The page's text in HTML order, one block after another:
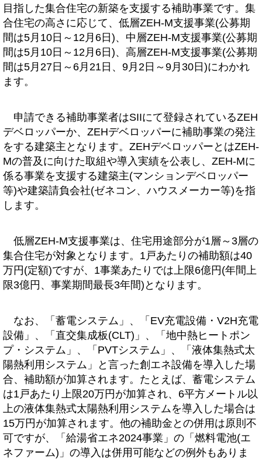
目指した集合住宅の新築を支援する補助事業です。集
合住宅の高さに応じて、低層ZEH-M支援事業(公募期
間は5月10日～12月6日)、中層ZEH-M支援事業(公募期
間は5月10日～12月6日)、高層ZEH-M支援事業(公募期
間は5月27日～6月21日、9月2日～9月30日)にわかれ
ます。
申請できる補助事業者はSIIにて登録されているZEH
デベロッパーか、ZEHデベロッパーに補助事業の発注
をする建築主となります。ZEHデベロッパーとはZEH-
Mの普及に向けた取組や導入実績を公表し、ZEH-Mに
係る事業を支援する建築主(マンションデベロッパー
等)や建築請負会社(ゼネコン、ハウスメーカー等)を指
します。
低層ZEH-M支援事業は、住宅用途部分が1層～3層の
集合住宅が対象となります。1戸あたりの補助額は40
万円(定額)ですが、1事業あたりでは上限6億円(年間上
限3億円、事業期間最長3年間)となります。
なお、「蓄電システム」、「EV充電設備・V2H充電
設備」、「直交集成板(CLT)」、「地中熱ヒートポン
プ・システム」、「PVTシステム」、「液体集熱式太
陽熱利用システム」と言った創エネ設備を導入した場
合、補助額が加算されます。たとえば、蓄電システム
は1戸あたり上限20万円が加算され、6平方メートル以
上の液体集熱式太陽熱利用システムを導入した場合は
15万円が加算されます。他の補助金との併用は原則不
可ですが、「給湯省エネ2024事業」の「燃料電池(エ
ネファーム)」の導入は併用可能などの例外もありま